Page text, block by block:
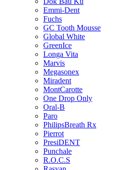
Emmi-Dent
Fuchs
GC Tooth Mousse
Global White
GreenIce
Longa Vita
Marvis
Megasonex
Miradent
MontCarotte
One Drop Only
Oral-B
Paro
PhilipsBreath Rx
Pierrot
PresiDENT
Punchale
R.O.C.S